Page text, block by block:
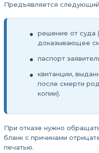
Предъявляется
решение от суда
доказывающее
паспорт
квитанции,
после смерти
копии).
При отказе нужно
бланк с причинами
печатью.